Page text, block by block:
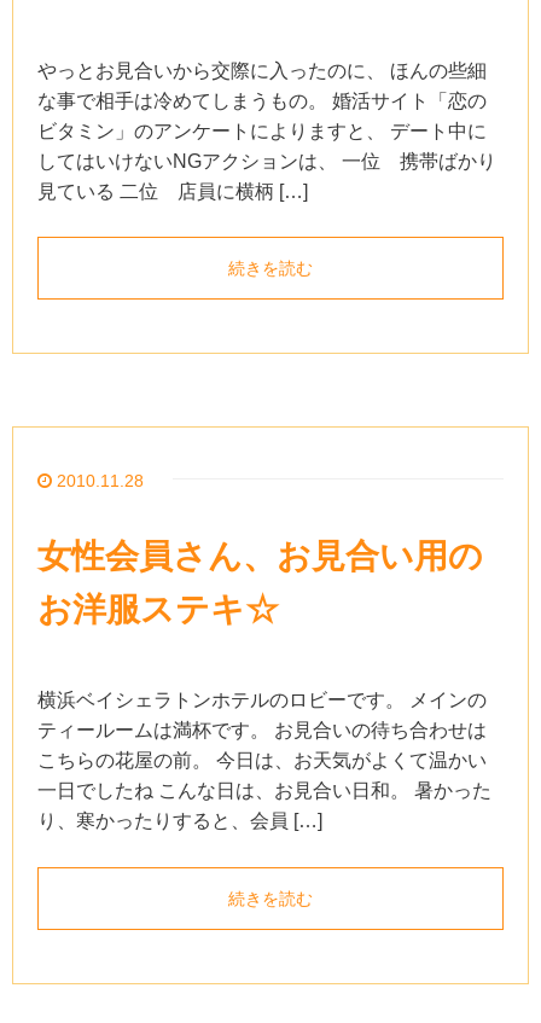
やっとお見合いから交際に入ったのに、 ほんの些細
な事で相手は冷めてしまうもの。 婚活サイト「恋の
ビタミン」のアンケートによりますと、 デート中に
してはいけないNGアクションは、 一位 携帯ばかり
見ている 二位 店員に横柄 […]
続きを読む
2010.11.28
女性会員さん、お見合い用の
お洋服ステキ☆
横浜ベイシェラトンホテルのロビーです。 メインの
ティールームは満杯です。 お見合いの待ち合わせは
こちらの花屋の前。 今日は、お天気がよくて温かい
一日でしたね こんな日は、お見合い日和。 暑かった
り、寒かったりすると、会員 […]
続きを読む